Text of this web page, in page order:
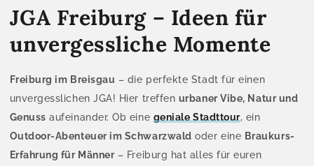
JGA Freiburg – Ideen für
unvergessliche Momente
Freiburg im Breisgau – die perfekte Stadt für einen
unvergesslichen JGA! Hier treffen urbaner Vibe, Natur und
Genuss aufeinander. Ob eine geniale Stadttour, ein
Outdoor-Abenteuer im Schwarzwald oder eine Braukurs-
Erfahrung für Männer– Freiburg hat alles für euren